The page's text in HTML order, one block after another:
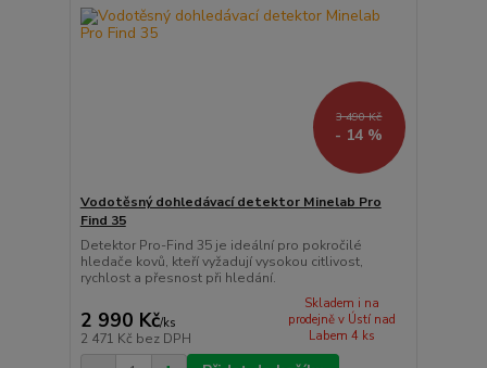
3 490 Kč
- 14 %
Vodotěsný dohledávací detektor Minelab Pro
Find 35
Detektor Pro-Find 35 je ideální pro pokročilé
hledače kovů, kteří vyžadují vysokou citlivost,
rychlost a přesnost při hledání.
2 990 Kč/ks
2 471 Kč bez DPH
Skladem i na
prodejně v Ústí nad
Labem 4 ks